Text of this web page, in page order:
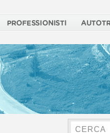
PROFESSIONISTI